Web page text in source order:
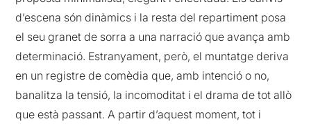
d’escena són dinàmics i la resta del repartiment posa
el seu granet de sorra a una narració que avança amb
determinació. Estranyament, però, el muntatge deriva
en un registre de comèdia que, amb intenció o no,
banalitza la tensió, la incomoditat i el drama de tot allò
que està passant. A partir d’aquest moment, tot i